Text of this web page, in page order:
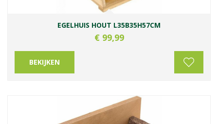
EGELHUIS HOUT L35B35H57CM
€ 99,99
BEKIJKEN